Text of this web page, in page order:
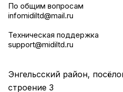
По общим вопросам
infomidiltd@mail.ru
Техническая поддержка
support@midiltd.ru
Энгельсский район,
строение 3